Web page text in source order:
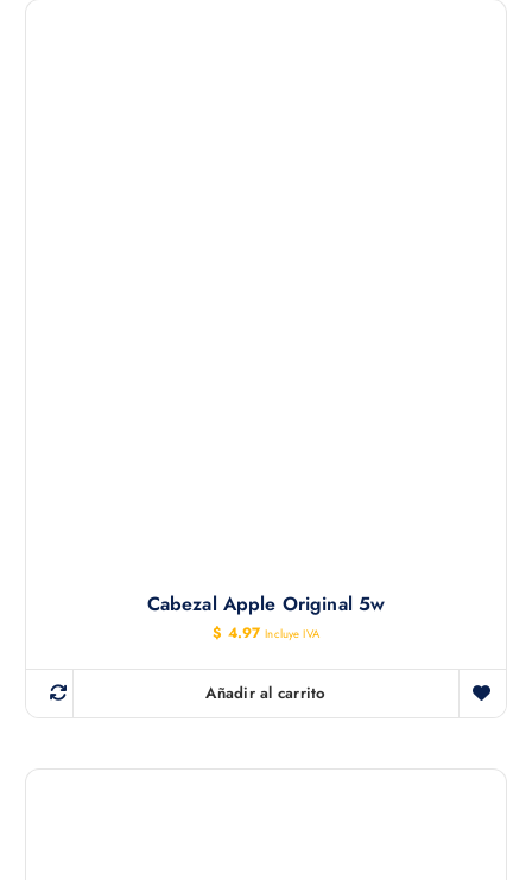
Cabezal Apple Original 5w
$ 4.97 Incluye IVA
Añadir al carrito